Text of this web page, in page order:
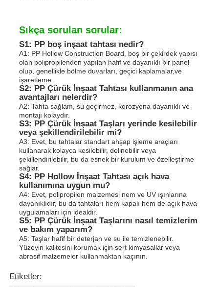
Sıkça sorulan sorular:
S1: PP boş inşaat tahtası nedir?
A1: PP Hollow Construction Board, boş bir çekirdek yapısı
olan polipropilenden yapılan hafif ve dayanıklı bir panel
olup, genellikle bölme duvarları, geçici kaplamalar,ve
işaretleme.
S2: PP Çürük İnşaat Tahtası kullanmanın ana
avantajları nelerdir?
A2: Tahta sağlam, su geçirmez, korozyona dayanıklı ve
montajı kolaydır.
S3: PP Çürük İnşaat Taşları yerinde kesilebilir
veya şekillendirilebilir mi?
A3: Evet, bu tahtalar standart ahşap işleme araçları
kullanarak kolayca kesilebilir, delinebilir veya
şekillendirilebilir, bu da esnek bir kurulum ve özelleştirme
sağlar.
S4: PP Hollow İnşaat Tahtası açık hava
kullanımına uygun mu?
A4: Evet, polipropilen malzemesi nem ve UV ışınlarına
dayanıklıdır, bu da tahtaları hem kapalı hem de açık hava
uygulamaları için idealdir.
S5: PP Çürük İnşaat Taşlarını nasıl temizlerim
ve bakım yaparım?
A5: Taşlar hafif bir deterjan ve su ile temizlenebilir.
Yüzeyin kalitesini korumak için sert kimyasallar veya
abrasif malzemeler kullanmaktan kaçının.
Etiketler: